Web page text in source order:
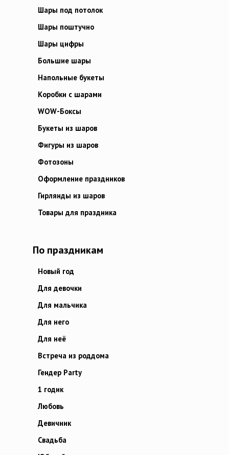
Шары под потолок
Шары поштучно
Шары цифры
Большие шары
Напольные букеты
Коробки с шарами
WOW-Боксы
Букеты из шаров
Фигуры из шаров
Фотозоны
Оформление праздников
Гирлянды из шаров
Товары для праздника
По праздникам
Новый год
Для девочки
Для мальчика
Для него
Для неё
Встреча из роддома
Гендер Party
1 годик
Любовь
Девичник
Свадьба